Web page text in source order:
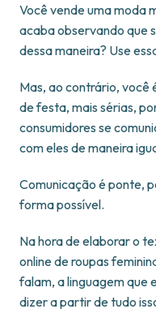
Você vende uma moda
acaba observando que
dessa maneira? Use
Mas, ao contrário, você
de festa, mais sérias,
consumidores se
com eles de maneira
Comunicação é ponte,
forma possível.
Na hora de elaborar o
online de roupas
falam, a linguagem que
dizer a partir de tudo